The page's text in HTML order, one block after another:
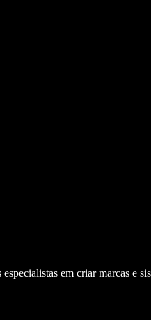
em criar marcas e